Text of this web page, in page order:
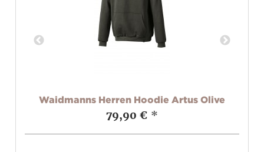
Waidmanns Herren Hoodie Artus Olive
79,90 € *